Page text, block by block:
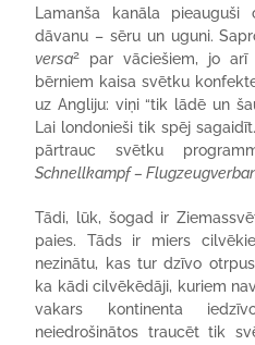
Lamanša kanāla
dāvanu – sēru un uguni.
versa2
par vāciešiem, jo
bērniem kaisa svētku
uz Angliju: viņi “tik lādē un
Lai londonieši tik spēj
pārtrauc svētku
Schnellkampf –
Tādi, lūk, šogad ir
paies. Tāds ir miers
nezinātu, kas tur dzīvo
ka kādi cilvēkēdāji, kuriem
vakars kontinenta
neiedrošinātos traucēt tik